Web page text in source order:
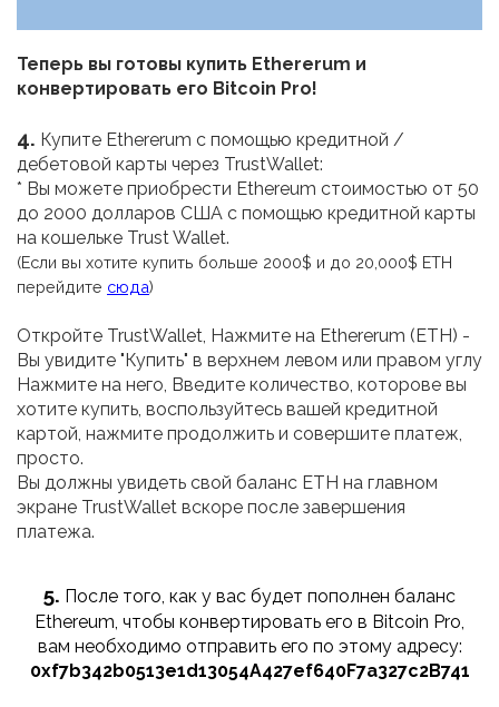
Теперь вы готовы купить Ethererum и
конвертировать его Bitcoin Pro!
4. Купите Ethererum с помощью кредитной /
дебетовой карты через TrustWallet:
* Вы можете приобрести Ethereum стоимостью от 50
до 2000 долларов США с помощью кредитной карты
на кошельке Trust Wallet.
(Если вы хотите купить больше 2000$ и до 20,000$ ETH
перейдите сюда)
Откройте TrustWallet, Нажмите на Ethererum (ETH) -
Вы увидите "Купить" в верхнем левом или правом углу
Нажмите на него, Введите количество, которове вы
хотите купить, воспользуйтесь вашей кредитной
картой, нажмите продолжить и совершите платеж,
просто.
Вы должны увидеть свой баланс ETH на главном
экране TrustWallet вскоре после завершения
платежа.
5. После того, как у вас будет пополнен баланс
Ethereum, чтобы конвертировать его в Bitcoin Pro,
вам необходимо отправить его по этому адресу:
0xf7b342b0513e1d13054A427ef640F7a327c2B741